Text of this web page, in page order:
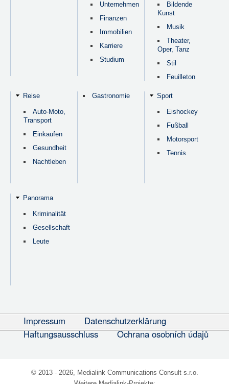
Unternehmen
Finanzen
Immobilien
Karriere
Studium
Bildende
Kunst
Musik
Theater,
Oper, Tanz
Stil
Feuilleton
Reise
Auto-Moto,
Transport
Einkaufen
Gesundheit
Nachtleben
Gastronomie Sport
Eishockey
Fußball
Motorsport
Tennis
Panorama
Kriminalität
Gesellschaft
Leute
Impressum
Datenschutzerklärung
Haftungsausschluss
Ochrana osobních údajů
© 2013 - 2026, Medialink Communications Consult s.r.o.